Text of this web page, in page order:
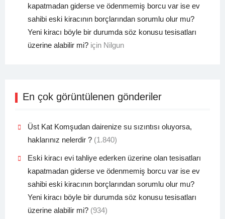
kapatmadan giderse ve ödenmemiş borcu var ise ev
sahibi eski kiracının borçlarından sorumlu olur mu?
Yeni kiracı böyle bir durumda söz konusu tesisatları
üzerine alabilir mi?için Nilgun
En çok görüntülenen gönderiler
Üst Kat Komşudan dairenize su sızıntısı oluyorsa,
haklarınız nelerdir ? (1.840)
Eski kiracı evi tahliye ederken üzerine olan tesisatları
kapatmadan giderse ve ödenmemiş borcu var ise ev
sahibi eski kiracının borçlarından sorumlu olur mu?
Yeni kiracı böyle bir durumda söz konusu tesisatları
üzerine alabilir mi? (934)